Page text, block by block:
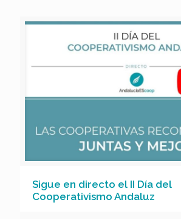
Sigue en directo el II Día del
Cooperativismo Andaluz